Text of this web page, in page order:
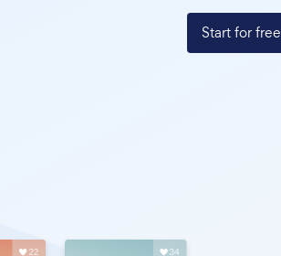
Start for free